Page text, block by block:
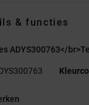
& functies
ADYS300763</